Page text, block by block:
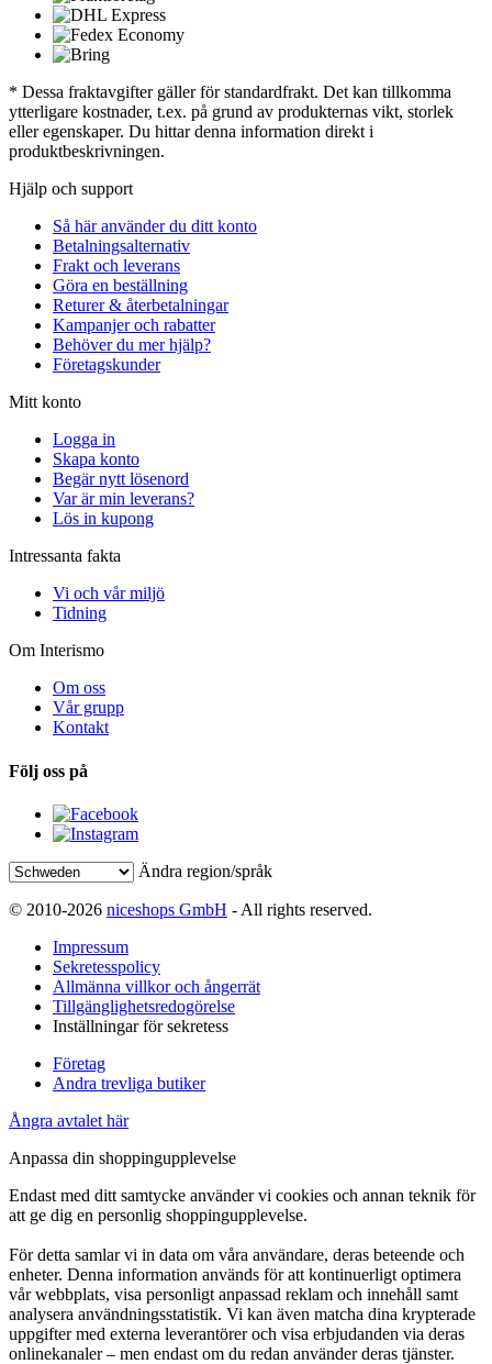
* Dessa fraktavgifter gäller för standardfrakt. Det kan tillkomma
ytterligare kostnader, t.ex. på grund av produkternas vikt, storlek
eller egenskaper. Du hittar denna information direkt i
produktbeskrivningen.
Hjälp och support
Så här använder du ditt konto
Betalningsalternativ
Frakt och leverans
Göra en beställning
Returer & återbetalningar
Kampanjer och rabatter
Behöver du mer hjälp?
Företagskunder
Mitt konto
Logga in
Skapa konto
Begär nytt lösenord
Var är min leverans?
Lös in kupong
Intressanta fakta
Vi och vår miljö
Tidning
Om Interismo
Om oss
Vår grupp
Kontakt
Följ oss på
Ändra region/språk
© 2010-2026 niceshops GmbH - All rights reserved.
Impressum
Sekretesspolicy
Allmänna villkor och ångerrät
Tillgänglighetsredogörelse
Inställningar för sekretess
Företag
Andra trevliga butiker
Ångra avtalet här
Anpassa din shoppingupplevelse
Endast med ditt samtycke använder vi cookies och annan teknik för
att ge dig en personlig shoppingupplevelse.
För detta samlar vi in data om våra användare, deras beteende och
enheter. Denna information används för att kontinuerligt optimera
vår webbplats, visa personligt anpassad reklam och innehåll samt
analysera användningsstatistik. Vi kan även matcha dina krypterade
uppgifter med externa leverantörer och visa erbjudanden via deras
onlinekanaler – men endast om du redan använder deras tjänster.